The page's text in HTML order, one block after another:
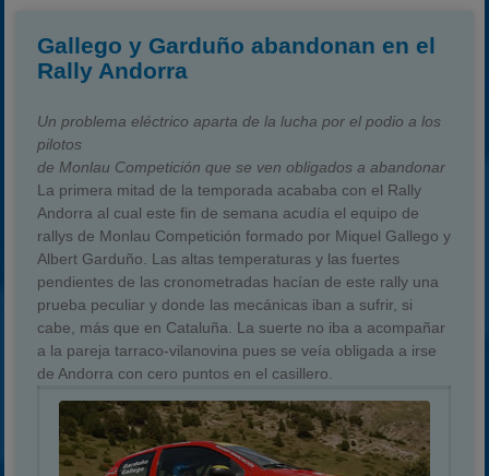
Gallego y Garduño abandonan en el
Rally Andorra
Un problema eléctrico aparta de la lucha por el podio a los
pilotos
de Monlau Competición que se ven obligados a abandonar
La primera mitad de la temporada acababa con el Rally
Andorra al cual este fin de semana acudía el equipo de
rallys de Monlau Competición formado por Miquel Gallego y
Albert Garduño. Las altas temperaturas y las fuertes
pendientes de las cronometradas hacían de este rally una
prueba peculiar y donde las mecánicas iban a sufrir, si
cabe, más que en Cataluña. La suerte no iba a acompañar
a la pareja tarraco-vilanovina pues se veía obligada a irse
de Andorra con cero puntos en el casillero.